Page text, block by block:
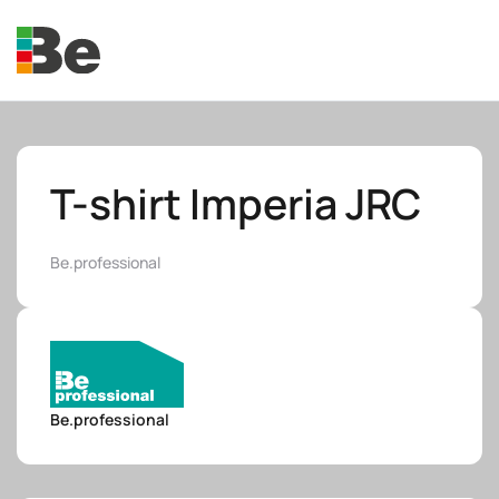
Skip to main content
T-shirt Imperia JRC
Be.professional
Be.professional